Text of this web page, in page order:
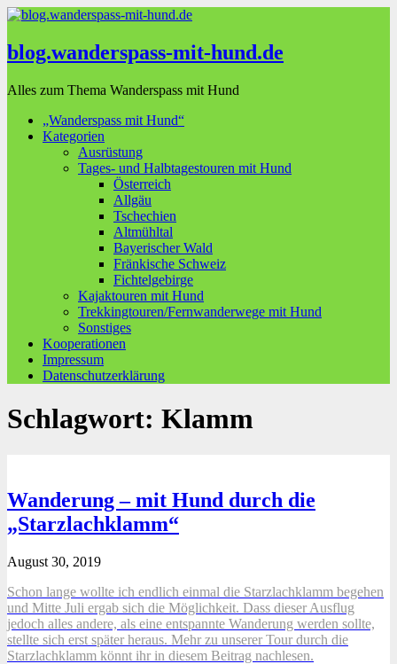
blog.wanderspass-mit-hund.de
Alles zum Thema Wanderspass mit Hund
„Wanderspass mit Hund“
Kategorien
Ausrüstung
Tages- und Halbtagestouren mit Hund
Österreich
Allgäu
Tschechien
Altmühltal
Bayerischer Wald
Fränkische Schweiz
Fichtelgebirge
Kajaktouren mit Hund
Trekkingtouren/Fernwanderwege mit Hund
Sonstiges
Kooperationen
Impressum
Datenschutzerklärung
Schlagwort: Klamm
Wanderung – mit Hund durch die
„Starzlachklamm“
August 30, 2019
Schon lange wollte ich endlich einmal die Starzlachklamm begehen
und Mitte Juli ergab sich die Möglichkeit. Dass dieser Ausflug
jedoch alles andere, als eine entspannte Wanderung werden sollte,
stellte sich erst später heraus. Mehr zu unserer Tour durch die
Starzlachklamm könnt ihr in diesem Beitrag nachlesen.